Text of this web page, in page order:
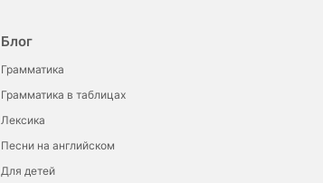
Блог
Грамматика
Грамматика в таблицах
Лексика
Песни на английском
Для детей